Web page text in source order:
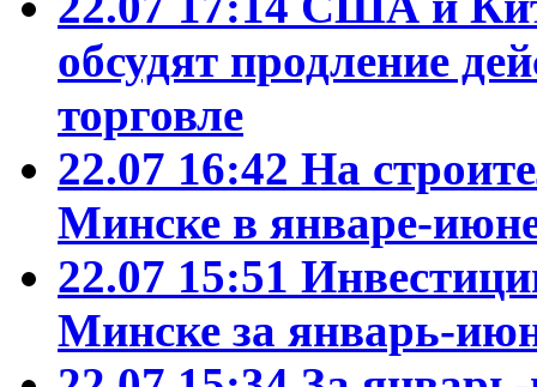
обсудят продление
торговле
22.07 16:42 На
Минске в январе-
22.07 15:51
Минске за январь-